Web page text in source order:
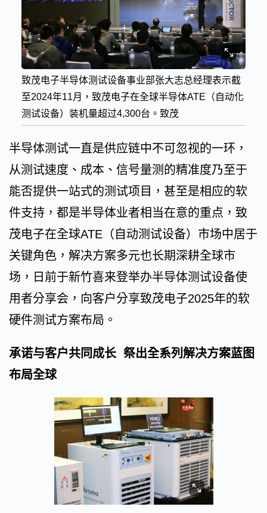
致茂电子半导体测试设备事业部张大志总经理表示截
至2024年11月，致茂电子在全球半导体ATE（自动化
测试设备）装机量超过4,300台。致茂
半导体测试一直是供应链中不可忽视的一环，
从测试速度、成本、信号量测的精准度乃至于
能否提供一站式的测试项目，甚至是相应的软
件支持，都是半导体业者相当在意的重点，致
茂电子在全球ATE（自动测试设备）市场中居于
关键角色，解决方案多元也长期深耕全球市
场，日前于新竹喜来登举办半导体测试设备使
用者分享会，向客户分享致茂电子2025年的软
硬件测试方案布局。
承诺与客户共同成长 祭出全系列解决方案蓝图
布局全球